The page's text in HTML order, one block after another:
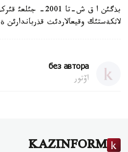
لاثكةستئك وقيعالاردئث
без автора
اۆتور
KAZINFORM